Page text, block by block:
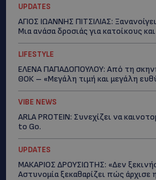
UPDATES
ΑΓΙΟΣ ΙΩΑΝΝΗΣ ΠΙΤΣΙΛΙΑΣ:
Μια ανάσα δροσιάς για κατοίκους
LIFESTYLE
ΕΛΕΝΑ ΠΑΠΑΔΟΠΟΥΛΟΥ: Από τη
ΘΟΚ – «Μεγάλη τιμή και μεγάλη
VIBE NEWS
ARLA PROTEIN: Συνεχίζει να
to Go.
UPDATES
ΜΑΚΑΡΙΟΣ ΔΡΟΥΣΙΩΤΗΣ: «Δεν
Αστυνομία ξεκαθαρίζει πώς άρχισε